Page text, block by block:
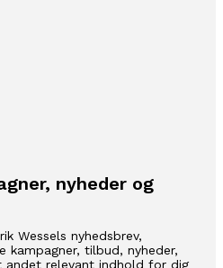
nyheder og
Wessels nyhedsbrev,
kampagner, tilbud, nyheder,
andet relevant indhold for dig